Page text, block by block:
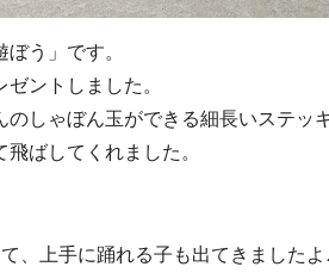
う」です。
ントしました。
しゃぼん玉ができる細長いステッ
ばしてくれました。
、上手に踊れる子も出てきましたよ